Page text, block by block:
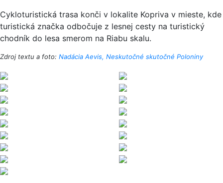
Cykloturistická trasa konči v lokalite Kopriva v mieste, kde
turistická značka odbočuje z lesnej cesty na turistický
chodník do lesa smerom na Riabu skalu.
Zdroj textu a foto: Nadácia Aevis, Neskutočné skutočné Poloniny